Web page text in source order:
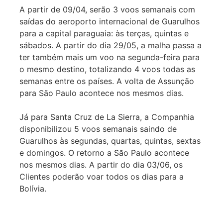
A partir de 09/04, serão 3 voos semanais com
saídas do aeroporto internacional de Guarulhos
para a capital paraguaia: às terças, quintas e
sábados. A partir do dia 29/05, a malha passa a
ter também mais um voo na segunda-feira para
o mesmo destino, totalizando 4 voos todas as
semanas entre os países. A volta de Assunção
para São Paulo acontece nos mesmos dias.
Já para Santa Cruz de La Sierra, a Companhia
disponibilizou 5 voos semanais saindo de
Guarulhos às segundas, quartas, quintas, sextas
e domingos. O retorno a São Paulo acontece
nos mesmos dias. A partir do dia 03/06, os
Clientes poderão voar todos os dias para a
Bolívia.